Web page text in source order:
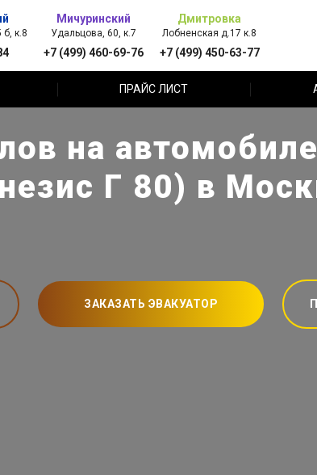
б, к.8
Мичуринский
Удальцова, 60, к.7
+7 (499) 460-69-76
Дмитровка
Лобненская д.17 к.8
+7 (499) 450-63-77
ПРАЙС ЛИСТ
на
Г 80) в
ЗАКАЗАТЬ ЭВАКУАТОР